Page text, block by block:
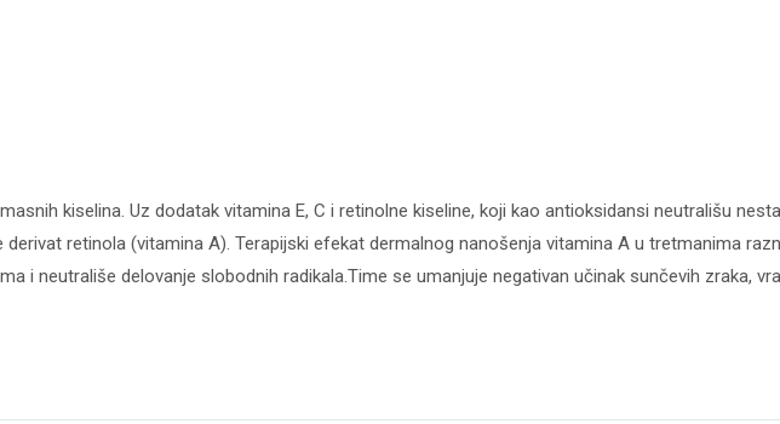
kiselina. Uz dodatak vitamina E, C i retinolne kiseline, koji kao antioksidansi neutrališu
retinola (vitamina A). Terapijski efekat dermalnog nanošenja vitamina A u tretmanima
neutrališe delovanje slobodnih radikala.Time se umanjuje negativan učinak sunčevih zraka,